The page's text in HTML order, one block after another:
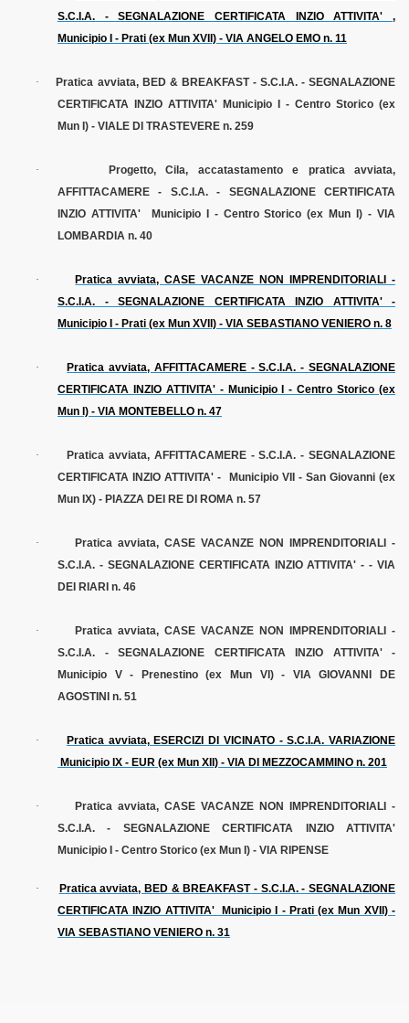
S.C.I.A. - SEGNALAZIONE CERTIFICATA INZIO ATTIVITA' ,
Municipio I - Prati (ex Mun XVII) - VIA ANGELO EMO n. 11
·
Pratica avviata, BED & BREAKFAST - S.C.I.A. - SEGNALAZIONE
CERTIFICATA INZIO ATTIVITA' Municipio I - Centro Storico (ex
Mun I) - VIALE DI TRASTEVERE n. 259
·
Progetto, Cila, accatastamento e pratica avviata,
AFFITTACAMERE - S.C.I.A. - SEGNALAZIONE CERTIFICATA
INZIO ATTIVITA' Municipio I - Centro Storico (ex Mun I) - VIA
LOMBARDIA n. 40
·
Pratica avviata, CASE VACANZE NON IMPRENDITORIALI -
S.C.I.A. - SEGNALAZIONE CERTIFICATA INZIO ATTIVITA' -
Municipio I - Prati (ex Mun XVII) - VIA SEBASTIANO VENIERO n. 8
·
Pratica avviata, AFFITTACAMERE - S.C.I.A. - SEGNALAZIONE
CERTIFICATA INZIO ATTIVITA' - Municipio I - Centro Storico (ex
Mun I) - VIA MONTEBELLO n. 47
·
Pratica avviata, AFFITTACAMERE - S.C.I.A. - SEGNALAZIONE
CERTIFICATA INZIO ATTIVITA' -
Municipio VII - San Giovanni (ex
Mun IX) - PIAZZA DEI RE DI ROMA n. 57
·
Pratica avviata, CASE VACANZE NON IMPRENDITORIALI -
S.C.I.A. - SEGNALAZIONE CERTIFICATA INZIO ATTIVITA' - - VIA
DEI RIARI n. 46
·
Pratica avviata, CASE VACANZE NON IMPRENDITORIALI -
S.C.I.A. - SEGNALAZIONE CERTIFICATA INZIO ATTIVITA' -
Municipio V - Prenestino (ex Mun VI) - VIA GIOVANNI DE
AGOSTINI n. 51
·
Pratica avviata, ESERCIZI DI VICINATO - S.C.I.A. VARIAZIONE
Municipio IX - EUR (ex Mun XII) - VIA DI MEZZOCAMMINO n. 201
·
Pratica avviata, CASE VACANZE NON IMPRENDITORIALI -
S.C.I.A. - SEGNALAZIONE CERTIFICATA INZIO ATTIVITA'
Municipio I - Centro Storico (ex Mun I) - VIA RIPENSE
·
Pratica avviata, BED & BREAKFAST - S.C.I.A. - SEGNALAZIONE
CERTIFICATA INZIO ATTIVITA'
Municipio I - Prati (ex Mun XVII) -
VIA SEBASTIANO VENIERO n. 31